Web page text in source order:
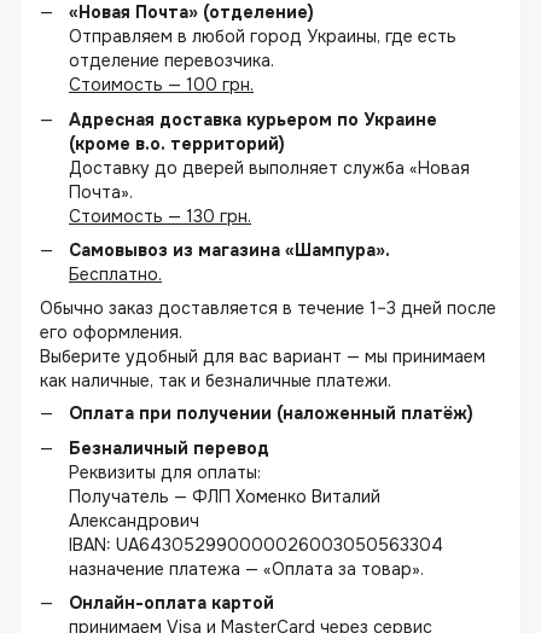
«Новая Почта» (отделение)
Отправляем в любой город Украины, где есть
отделение перевозчика.
Стоимость — 100 грн.
Адресная доставка курьером по Украине
(кроме в.о. территорий)
Доставку до дверей выполняет служба «Новая
Почта».
Стоимость — 130 грн.
Самовывоз из магазина «Шампура».
Бесплатно.
Обычно заказ доставляется в течение 1–3 дней после
его оформления.
Выберите удобный для вас вариант — мы принимаем
как наличные, так и безналичные платежи.
Оплата при получении (наложенный платёж)
Безналичный перевод
Реквизиты для оплаты:
Получатель — ФЛП Хоменко Виталий
Александрович
IBAN: UA643052990000026003050563304
назначение платежа — «Оплата за товар».
Онлайн-оплата картой
принимаем Visa и MasterCard через сервис